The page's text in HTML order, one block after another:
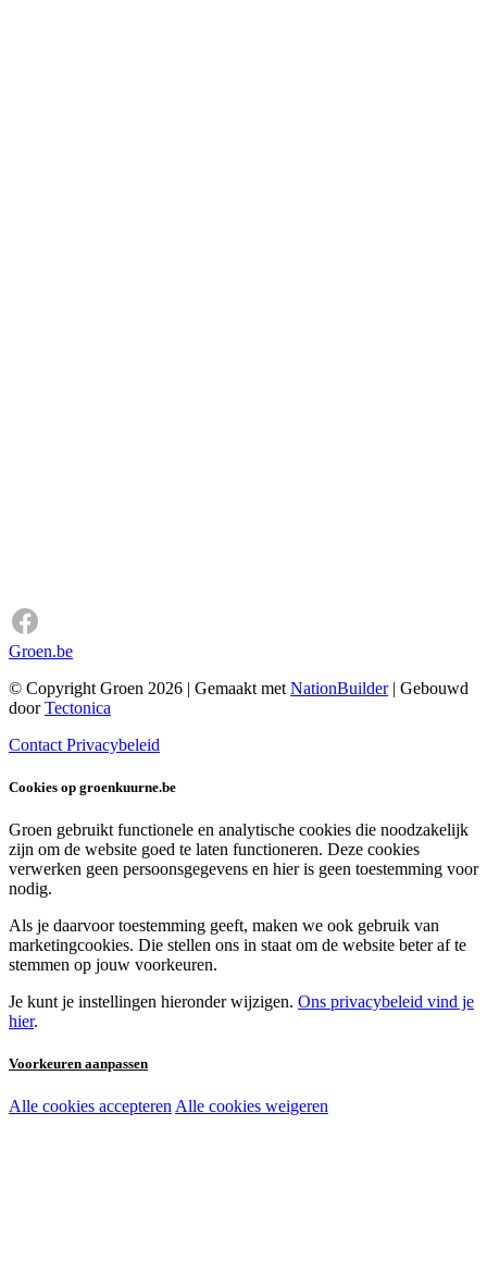
Groen.be
© Copyright Groen 2026 | Gemaakt met NationBuilder| Gebouwd
doorTectonica
Contact Privacybeleid
Cookies op groenkuurne.be
Groen gebruikt functionele en analytische cookies die noodzakelijk
zijn om de website goed te laten functioneren. Deze cookies
verwerken geen persoonsgegevens en hier is geen toestemming voor
nodig.
Als je daarvoor toestemming geeft, maken we ook gebruik van
marketingcookies. Die stellen ons in staat om de website beter af te
stemmen op jouw voorkeuren.
Je kunt je instellingen hieronder wijzigen. Ons privacybeleid vind je
hier.
Voorkeuren aanpassen
Noodzakelijke cookies:
Alle cookies accepteren Alle cookies weigeren